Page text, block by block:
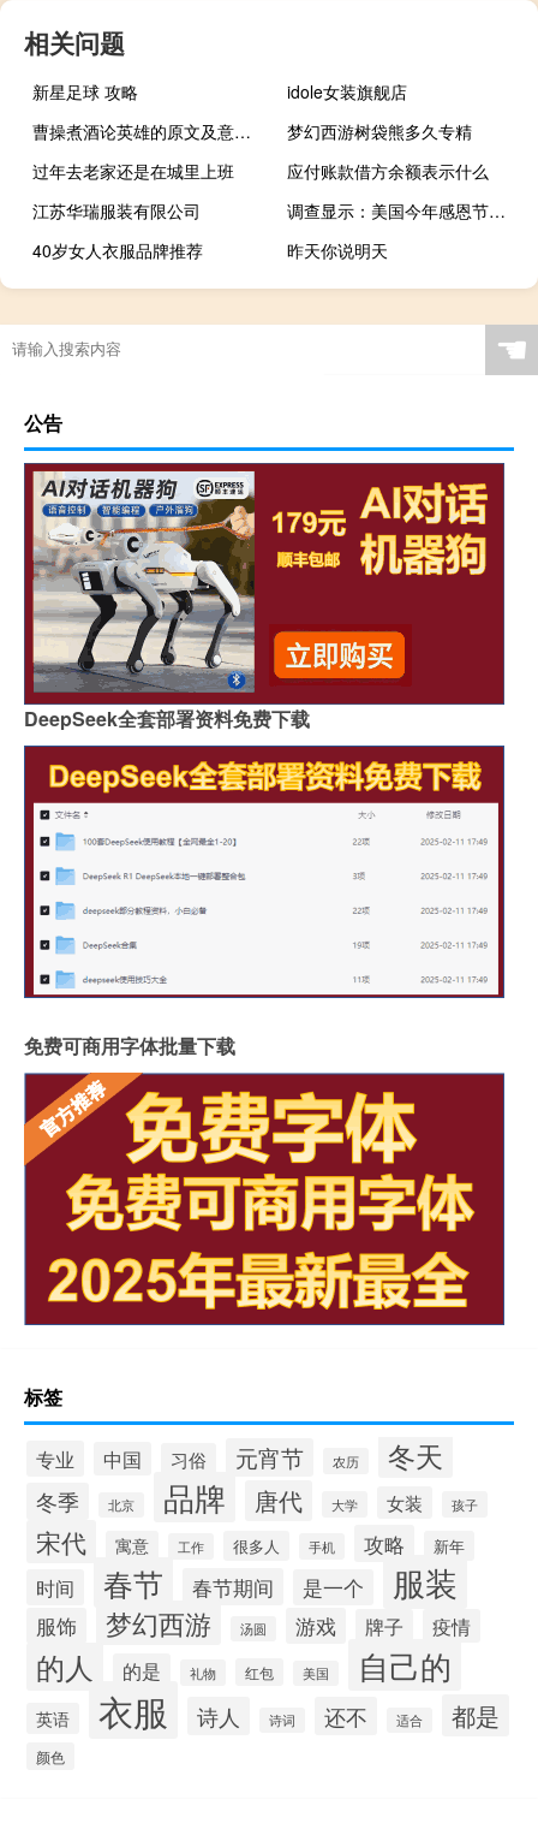
相关问题
新星足球 攻略
idole女装旗舰店
曹操煮酒论英雄的原文及意思（曹操煮酒论英雄原文）
梦幻西游树袋熊多久专精
过年去老家还是在城里上班
应付账款借方余额表示什么
江苏华瑞服装有限公司
调查显示：美国今年感恩节大餐成本较去年峰值下降4.5%
40岁女人衣服品牌推荐
昨天你说明天
☚
公告
DeepSeek全套部署资料免费下载
免费可商用字体批量下载
标签
专业 中国 习俗 元宵节 农历 冬天
冬季 北京 品牌 唐代 大学 女装 孩子
宋代 寓意 工作 很多人 手机 攻略 新年
时间 春节 春节期间 是一个 服装
服饰 梦幻西游 汤圆 游戏 牌子 疫情
的人 的是 礼物 红包 美国 自己的
英语 衣服 诗人 诗词 还不 适合 都是
颜色